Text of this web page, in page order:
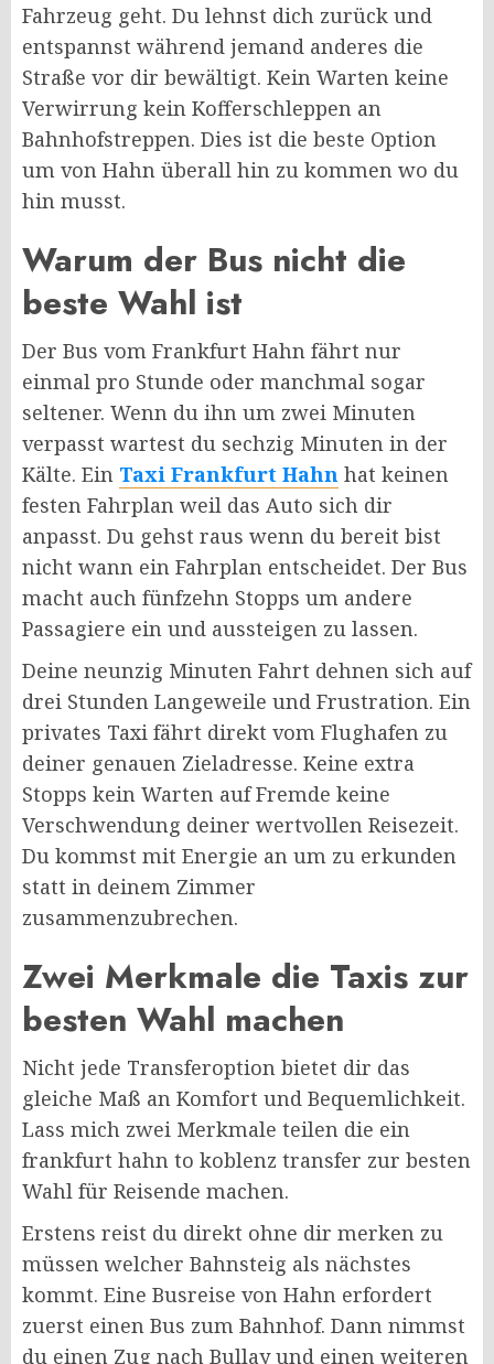
Fahrzeug geht. Du lehnst dich zurück und
entspannst während jemand anderes die
Straße vor dir bewältigt. Kein Warten keine
Verwirrung kein Kofferschleppen an
Bahnhofstreppen. Dies ist die beste Option
um von Hahn überall hin zu kommen wo du
hin musst.
Warum der Bus nicht die
beste Wahl ist
Der Bus vom Frankfurt Hahn fährt nur
einmal pro Stunde oder manchmal sogar
seltener. Wenn du ihn um zwei Minuten
verpasst wartest du sechzig Minuten in der
Kälte. Ein Taxi Frankfurt Hahn hat keinen
festen Fahrplan weil das Auto sich dir
anpasst. Du gehst raus wenn du bereit bist
nicht wann ein Fahrplan entscheidet. Der Bus
macht auch fünfzehn Stopps um andere
Passagiere ein und aussteigen zu lassen.
Deine neunzig Minuten Fahrt dehnen sich auf
drei Stunden Langeweile und Frustration. Ein
privates Taxi fährt direkt vom Flughafen zu
deiner genauen Zieladresse. Keine extra
Stopps kein Warten auf Fremde keine
Verschwendung deiner wertvollen Reisezeit.
Du kommst mit Energie an um zu erkunden
statt in deinem Zimmer
zusammenzubrechen.
Zwei Merkmale die Taxis zur
besten Wahl machen
Nicht jede Transferoption bietet dir das
gleiche Maß an Komfort und Bequemlichkeit.
Lass mich zwei Merkmale teilen die ein
frankfurt hahn to koblenz transfer zur besten
Wahl für Reisende machen.
Erstens reist du direkt ohne dir merken zu
müssen welcher Bahnsteig als nächstes
kommt. Eine Busreise von Hahn erfordert
zuerst einen Bus zum Bahnhof. Dann nimmst
du einen Zug nach Bullay und einen weiteren